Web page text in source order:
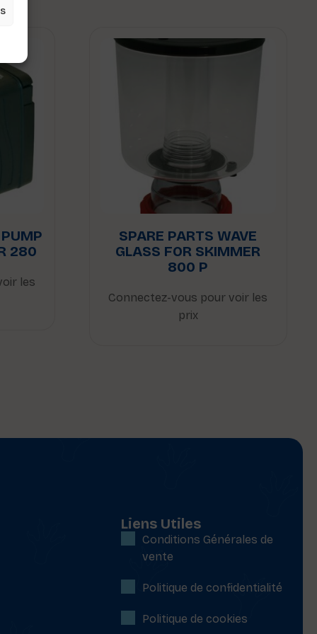
280
les
SPARE PARTS WAVE
GLASS FOR SKIMMER
800 P
Connectez-vous pour voir les
prix
Liens Utiles
Conditions Générales de
vente
Politique de confidentialité
Politique de cookies